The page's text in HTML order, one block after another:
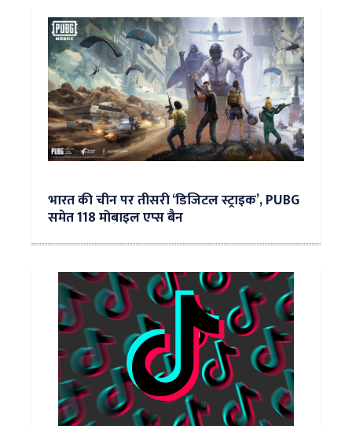
भारत की चीन पर तीसरी ‘डिजिटल स्ट्राइक’, PUBG
समेत 118 मोबाइल एप्स बैन